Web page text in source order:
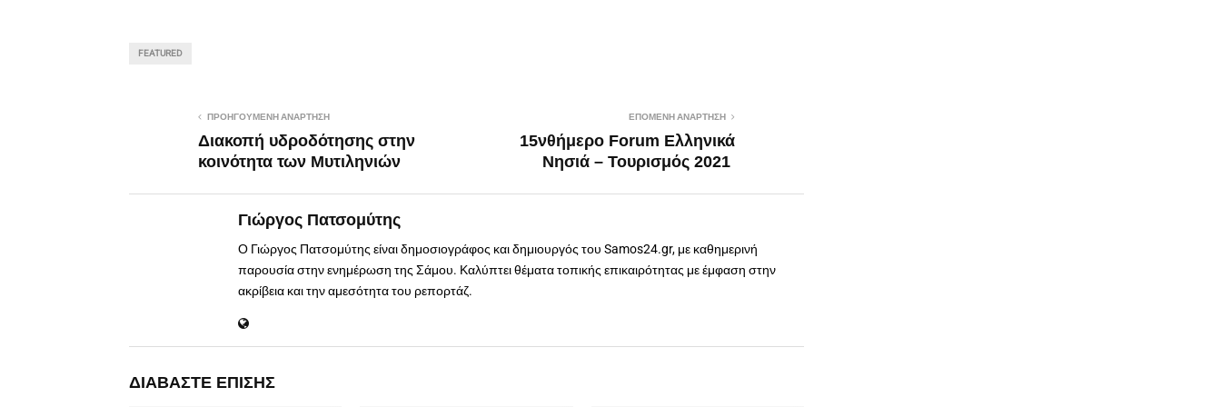
FEATURED
ΠΡΟΗΓΟΎΜΕΝΗ ΑΝΆΡΤΗΣΗ
Διακοπή υδροδότησης στην
κοινότητα των Μυτιληνιών
ΕΠΌΜΕΝΗ ΑΝΆΡΤΗΣΗ
15νθήμερο Forum Ελληνικά
Νησιά – Τουρισμός 2021
Γιώργος Πατσομύτης
Ο Γιώργος Πατσομύτης είναι δημοσιογράφος και δημιουργός του Samos24.gr, με καθημερινή
παρουσία στην ενημέρωση της Σάμου. Καλύπτει θέματα τοπικής επικαιρότητας με έμφαση στην
ακρίβεια και την αμεσότητα του ρεπορτάζ.
ΔΙΑΒΆΣΤΕ ΕΠΊΣΗΣ